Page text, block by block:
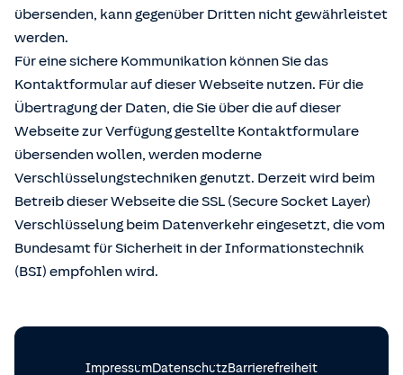
übersenden, kann gegenüber Dritten nicht gewährleistet
werden.
Für eine sichere Kommunikation können Sie das
Kontaktformular auf dieser Webseite nutzen. Für die
Übertragung der Daten, die Sie über die auf dieser
Webseite zur Verfügung gestellte Kontaktformulare
übersenden wollen, werden moderne
Verschlüsselungstechniken genutzt. Derzeit wird beim
Betreib dieser Webseite die SSL (Secure Socket Layer)
Verschlüsselung beim Datenverkehr eingesetzt, die vom
Bundesamt für Sicherheit in der Informationstechnik
(BSI) empfohlen wird.
ImpressumDatenschutzBarrierefreiheit